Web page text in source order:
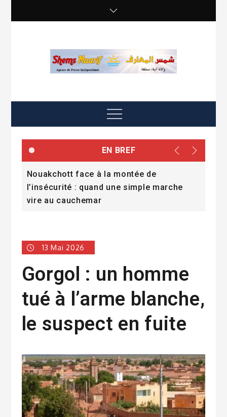
Menu
EN BREF
Nouakchott face à la montée de
l’insécurité : quand une simple marche
vire au cauchemar
13 Mai 2026
Gorgol : un homme
tué à l’arme blanche,
le suspect en fuite